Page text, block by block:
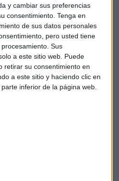
y cambiar sus preferencias
consentimiento. Tenga en
de sus datos personales
pero usted tiene
Sus
a este sitio web. Puede
retirar su consentimiento en
a este sitio y haciendo clic en
inferior de la página web.
más habituales que se
SGS, destacantres
: "Curiosamente uno de los
el tema de alumbrado y
habitualmente como las
especialmente grave ya